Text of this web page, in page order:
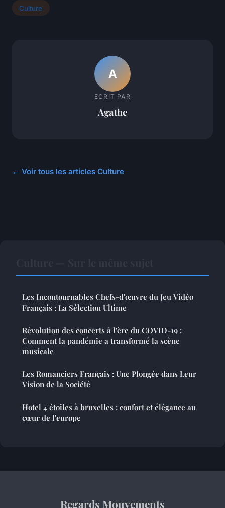
Culture
A
ECRIT PAR
Agathe
← Voir tous les articles Culture
Les Incontournables Chefs-d'œuvre du Jeu Vidéo
Français : La Sélection Ultime
Révolution des concerts à l'ère du COVID-19 :
Comment la pandémie a transformé la scène
musicale
Les Romanciers Français : Une Plongée dans Leur
Vision de la Société
Hotel 4 étoiles à bruxelles : confort et élégance au
cœur de l'europe
Regards Mouvements